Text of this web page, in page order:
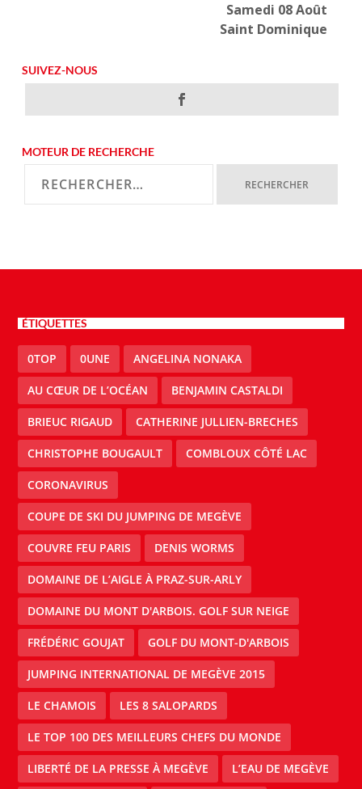
Samedi 08 Août
Saint Dominique
SUIVEZ-NOUS
MOTEUR DE RECHERCHE
ÉTIQUETTES
0TOP 0UNE ANGELINA NONAKA
AU CŒUR DE L’OCÉAN BENJAMIN CASTALDI
BRIEUC RIGAUD CATHERINE JULLIEN-BRECHES
CHRISTOPHE BOUGAULT COMBLOUX CÔTÉ LAC
CORONAVIRUS
COUPE DE SKI DU JUMPING DE MEGÈVE
COUVRE FEU PARIS DENIS WORMS
DOMAINE DE L’AIGLE À PRAZ-SUR-ARLY
DOMAINE DU MONT D'ARBOIS. GOLF SUR NEIGE
FRÉDÉRIC GOUJAT GOLF DU MONT-D'ARBOIS
JUMPING INTERNATIONAL DE MEGÈVE 2015
LE CHAMOIS LES 8 SALOPARDS
LE TOP 100 DES MEILLEURS CHEFS DU MONDE
LIBERTÉ DE LA PRESSE À MEGÈVE L’EAU DE MEGÈVE